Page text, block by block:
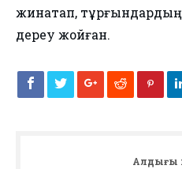
жинақтап, тұрғындардың
дереу жойған.
Алдыңғы